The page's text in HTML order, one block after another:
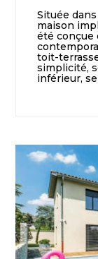
Située
maison
été conçue
toit-
simplicité,
inférieur,